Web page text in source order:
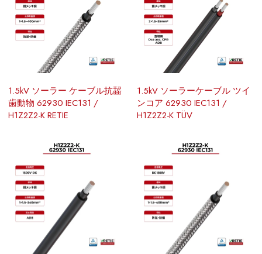
1.5kV ソーラー ケーブル抗齧
歯動物 62930 IEC131 /
H1Z2Z2-K RETIE
1.5kV ソーラーケーブル ツイ
ンコア 62930 IEC131 /
H1Z2Z2-K TÜV